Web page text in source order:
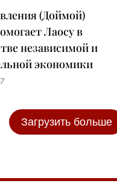
(Доймой)
Лаосу в
независимой и
экономики
Загрузить больше